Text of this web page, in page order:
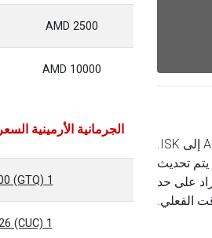
باستخدام محول العملات الخاص بنا ، يمكنك العثور على أحدث أسعار الصرف لتحويل العملات من AMD إلى ISK.
7 أيام في الجدول أدناه. يتم تحديث
على حد
الفعلي.
2500 AMD
10000 AMD
الجرمانية الأرمينية
1 AMD = 0.0200 (GTQ)
1 AMD = 0.0026 (CUC)